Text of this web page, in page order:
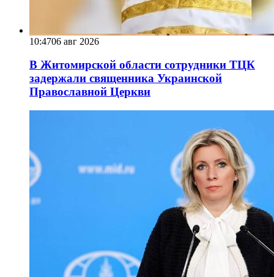
10:4706 авг 2026
В Житомирской области сотрудники ТЦК
задержали священника Украинской
Православной Церкви